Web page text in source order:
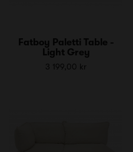
Fatboy Paletti Table -
Light Grey
3 199,00 kr